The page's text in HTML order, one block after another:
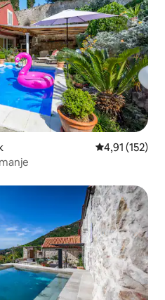
Prosječna
4,91 (152)